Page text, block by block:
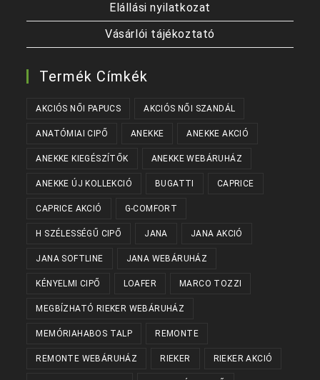
Elállási nyilatkozat
Vásárlói tájékoztató
Termék Címkék
AKCIÓS NŐI PAPUCS AKCIÓS NŐI SZANDÁL
ANATÓMIAI CIPŐ ANEKKE ANEKKE AKCIÓ
ANEKKE KIEGÉSZÍTŐK ANEKKE WEBÁRUHÁZ
ANEKKE ÚJ KOLLEKCIÓ BUGATTI CAPRICE
CAPRICE AKCIÓ G-COMFORT
H SZÉLESSÉGŰ CIPŐ JANA JANA AKCIÓ
JANA SOFTLINE JANA WEBÁRUHÁZ
KÉNYELMI CIPŐ LOAFER MARCO TOZZI
MEGBÍZHATÓ RIEKER WEBÁRUHÁZ
MEMÓRIAHABOS TALP REMONTE
REMONTE WEBÁRUHÁZ RIEKER RIEKER AKCIÓ